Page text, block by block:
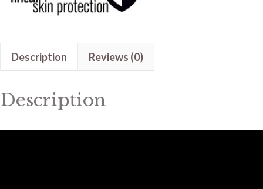
Description Reviews (0)
Description